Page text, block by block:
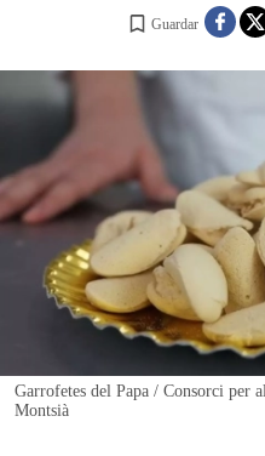
Guardar
Garrofetes del Papa / Consorci per
Montsià